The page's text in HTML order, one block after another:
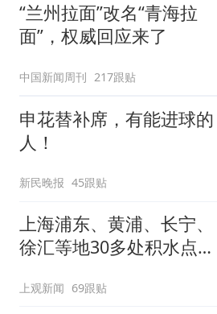
“兰州拉面”改名“青海拉
面”，权威回应来了
中国新闻周刊 217跟贴
申花替补席，有能进球的
人！
新民晚报 45跟贴
上海浦东、黄浦、长宁、
徐汇等地30多处积水点正
上观新闻 69跟贴